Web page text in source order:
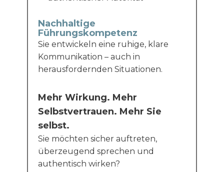
Nachhaltige
Führungskompetenz
Sie entwickeln eine ruhige, klare
Kommunikation – auch in
herausfordernden Situationen.
Mehr Wirkung. Mehr
Selbstvertrauen. Mehr Sie
selbst.
Sie möchten sicher auftreten,
überzeugend sprechen und
authentisch wirken?